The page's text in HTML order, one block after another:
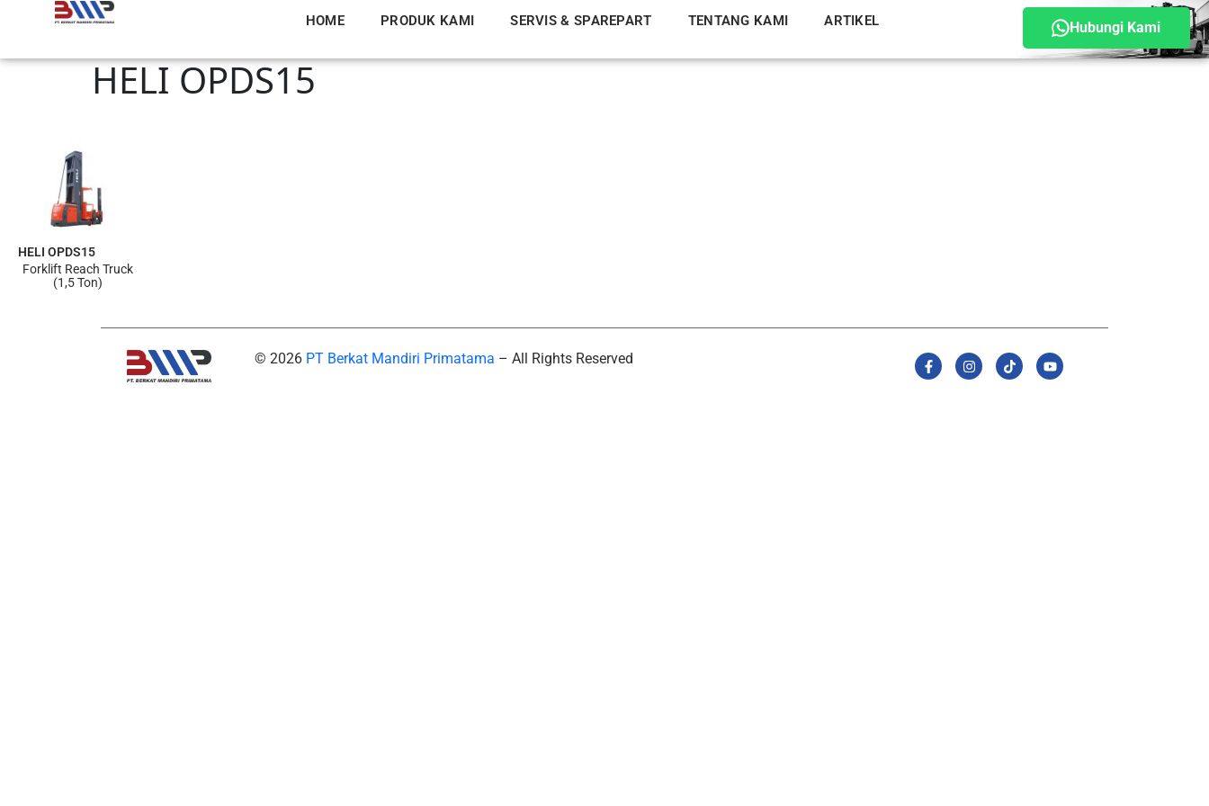
HOME PRODUK KAMI SERVIS & SPAREPART TENTANG KAMI ARTIKEL Hubungi Kami
HELI OPDS15
HELI OPDS15
Forklift Reach Truck
(1,5 Ton)
© 2026 PT Berkat Mandiri Primatama – All Rights Reserved